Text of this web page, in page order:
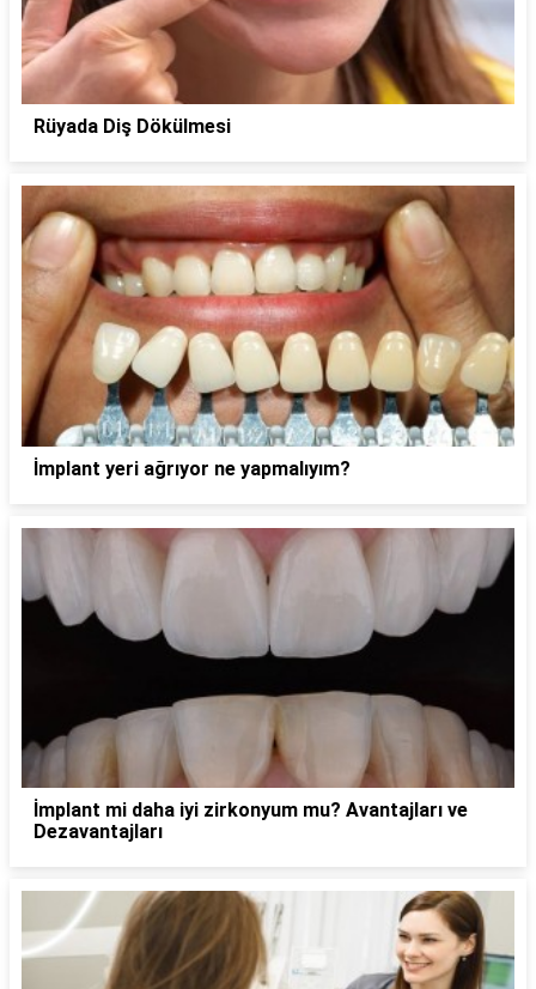
Rüyada Diş Dökülmesi
İmplant yeri ağrıyor ne yapmalıyım?
İmplant mi daha iyi zirkonyum mu? Avantajları ve
Dezavantajları